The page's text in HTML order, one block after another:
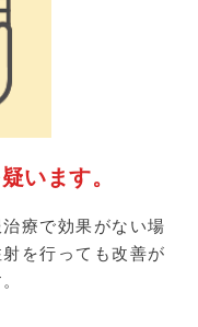
います。
療で効果がない場
を行っても改善が